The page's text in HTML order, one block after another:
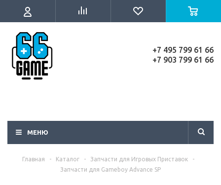
+7 495 799 61 66
+7 903 799 61 66
МЕНЮ
Главная - Каталог - Запчасти для Игровых Приставок
-
Запчасти для Gameboy Advance SP